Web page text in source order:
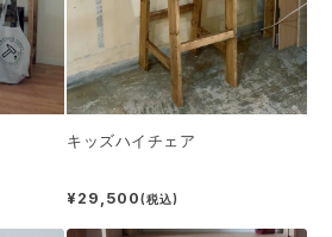
キッズハイチェア
¥29,500(税込)